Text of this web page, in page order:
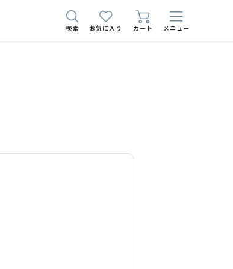
検索 お気に入り カート メニュー